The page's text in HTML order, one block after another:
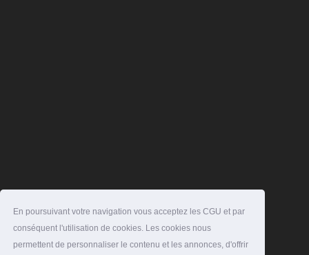
En poursuivant votre navigation vous acceptez les CGU et par
conséquent l'utilisation de cookies. Les cookies nous
permettent de personnaliser le contenu et les annonces, d'offrir